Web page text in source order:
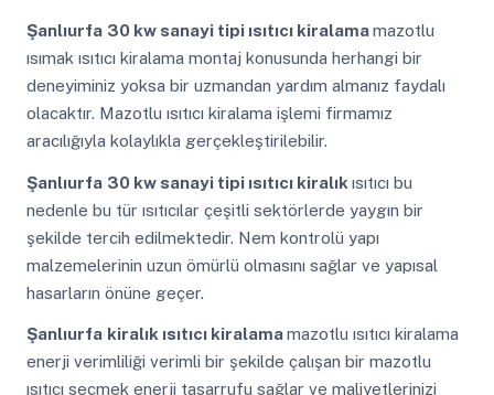
Şanlıurfa 30 kw sanayi tipi ısıtıcı kiralamamazotlu
ısımak ısıtıcı kiralama montaj konusunda herhangi bir
deneyiminiz yoksa bir uzmandan yardım almanız faydalı
olacaktır. Mazotlu ısıtıcı kiralama işlemi firmamız
aracılığıyla kolaylıkla gerçekleştirilebilir.
Şanlıurfa 30 kw sanayi tipi ısıtıcı kiralık ısıtıcı bu
nedenle bu tür ısıtıcılar çeşitli sektörlerde yaygın bir
şekilde tercih edilmektedir. Nem kontrolü yapı
malzemelerinin uzun ömürlü olmasını sağlar ve yapısal
hasarların önüne geçer.
Şanlıurfa kiralık ısıtıcı kiralamamazotlu ısıtıcı kiralama
enerji verimliliği verimli bir şekilde çalışan bir mazotlu
ısıtıcı seçmek enerji tasarrufu sağlar ve maliyetlerinizi